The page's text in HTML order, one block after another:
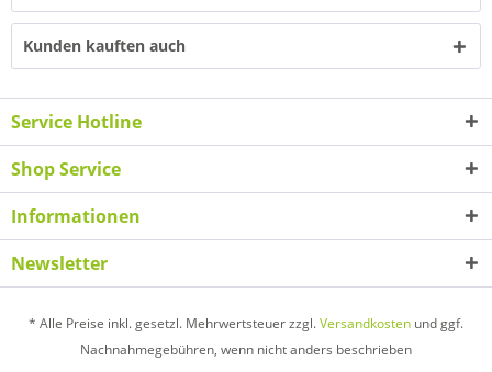
Kunden kauften auch
Service Hotline
Shop Service
Informationen
Newsletter
* Alle Preise inkl. gesetzl. Mehrwertsteuer zzgl.Versandkosten und ggf.
Nachnahmegebühren, wenn nicht anders beschrieben